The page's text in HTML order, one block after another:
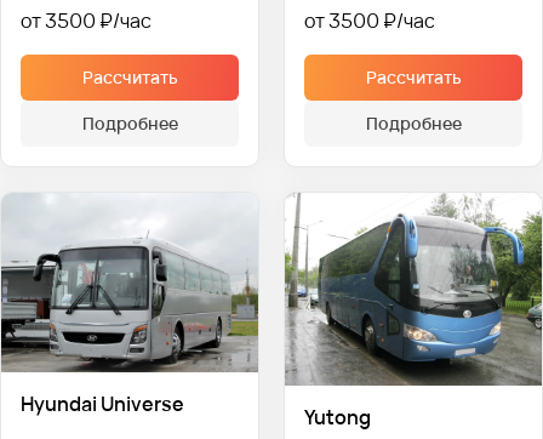
от 3500 ₽
Рассчитать
Подробнее
от 3500 ₽
Рассчитать
Подробнее
Hyundai Universe
Yutong